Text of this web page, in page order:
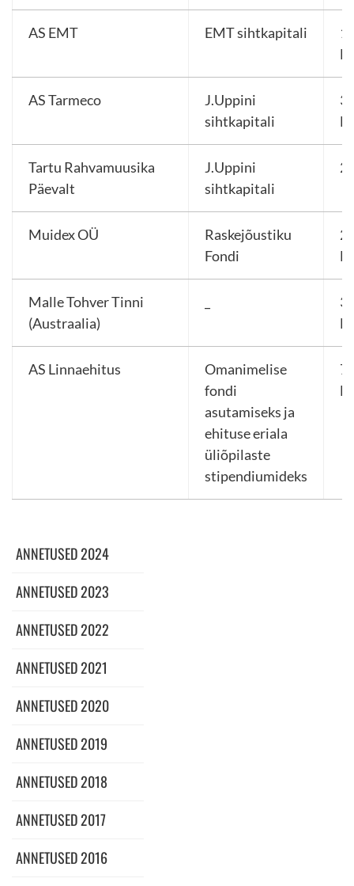
ANNETUSED 2024
ANNETUSED 2023
ANNETUSED 2022
ANNETUSED 2021
ANNETUSED 2020
ANNETUSED 2019
ANNETUSED 2018
ANNETUSED 2017
ANNETUSED 2016
AS EMT EMT sihtkapitali
AS Tarmeco
J.Uppini
sihtkapitali
3
Tartu Rahvamuusika
Päevalt
J.Uppini
sihtkapitali
Muidex OÜ
Raskejõustiku
Fondi
Malle Tohver Tinni
(Austraalia)
3
AS Linnaehitus
Omanimelise
fondi
asutamiseks ja
ehituse eriala
üliõpilaste
stipendiumideks